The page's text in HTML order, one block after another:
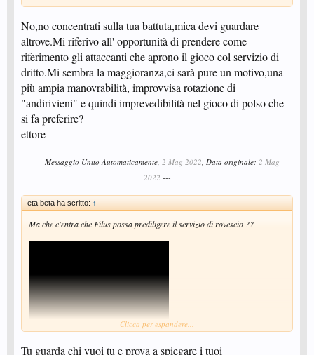
No,no concentrati sulla tua battuta,mica devi guardare
altrove.Mi riferivo all' opportunità di prendere come
riferimento gli attaccanti che aprono il gioco col servizio di
dritto.Mi sembra la maggioranza,ci sarà pure un motivo,una
più ampia manovrabilità, improvvisa rotazione di
"andirivieni" e quindi imprevedibilità nel gioco di polso che
si fa preferire?
ettore
--- Messaggio Unito Automaticamente, 2 Mag 2022, Data originale: 2 Mag
2022 ---
eta beta ha scritto: ↑
Ma che c'entra che Filus possa prediligere il servizio di rovescio ??
Clicca per espandere...
Tu guarda chi vuoi tu e prova a spiegare i tuoi